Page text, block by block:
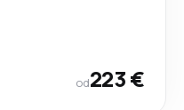
od223 €